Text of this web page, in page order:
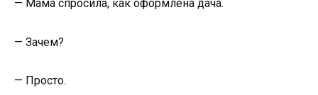
— Мама спросила, как оформлена дача.
— Зачем?
— Просто.